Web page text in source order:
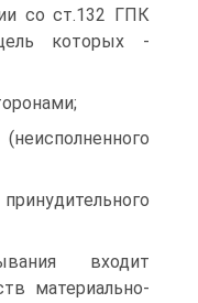
со ст.132 ГПК
которых -
входит
материально-